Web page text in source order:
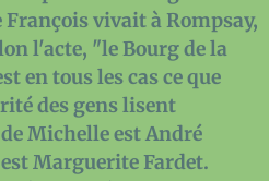
François vivait à Rompsay,
l'acte, "le Bourg de la
en tous les cas ce que
des gens lisent
Michelle est André
Marguerite Fardet.